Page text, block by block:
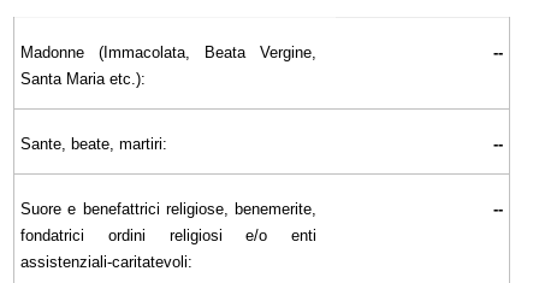
Madonne (Immacolata, Beata Vergine,
Santa Maria etc.):
--
Sante, beate, martiri: --
Suore e benefattrici religiose, benemerite,
fondatrici ordini religiosi e/o enti
assistenziali-caritatevoli:
--